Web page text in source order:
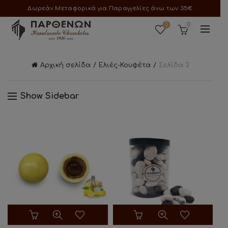
Δωρεάν Μεταφορικά για Παραγγελίες άνω των 35€
0 0
Αρχική σελίδα Ελιές-Κουφέτα Σελίδα 3
Show Sidebar
Αυτό